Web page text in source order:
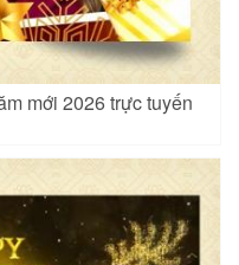
mới 2026 trực tuyến